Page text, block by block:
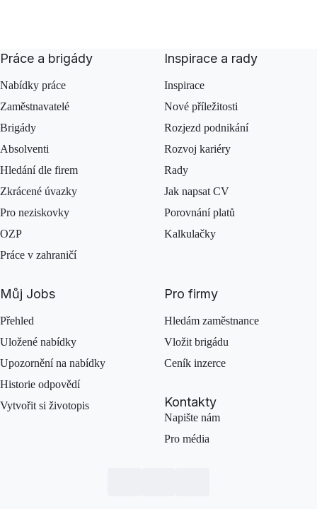
Práce a brigády
Nabídky práce
Zaměstnavatelé
Brigády
Absolventi
Hledání dle firem
Zkrácené úvazky
Pro neziskovky
OZP
Práce v zahraničí
Inspirace a rady
Inspirace
Nové příležitosti
Rozjezd podnikání
Rozvoj kariéry
Rady
Jak napsat CV
Porovnání platů
Kalkulačky
Můj Jobs
Přehled
Uložené nabídky
Upozornění na nabídky
Historie odpovědí
Vytvořit si životopis
Pro firmy
Hledám zaměstnance
Vložit brigádu
Ceník inzerce
Kontakty
Napište nám
Pro média